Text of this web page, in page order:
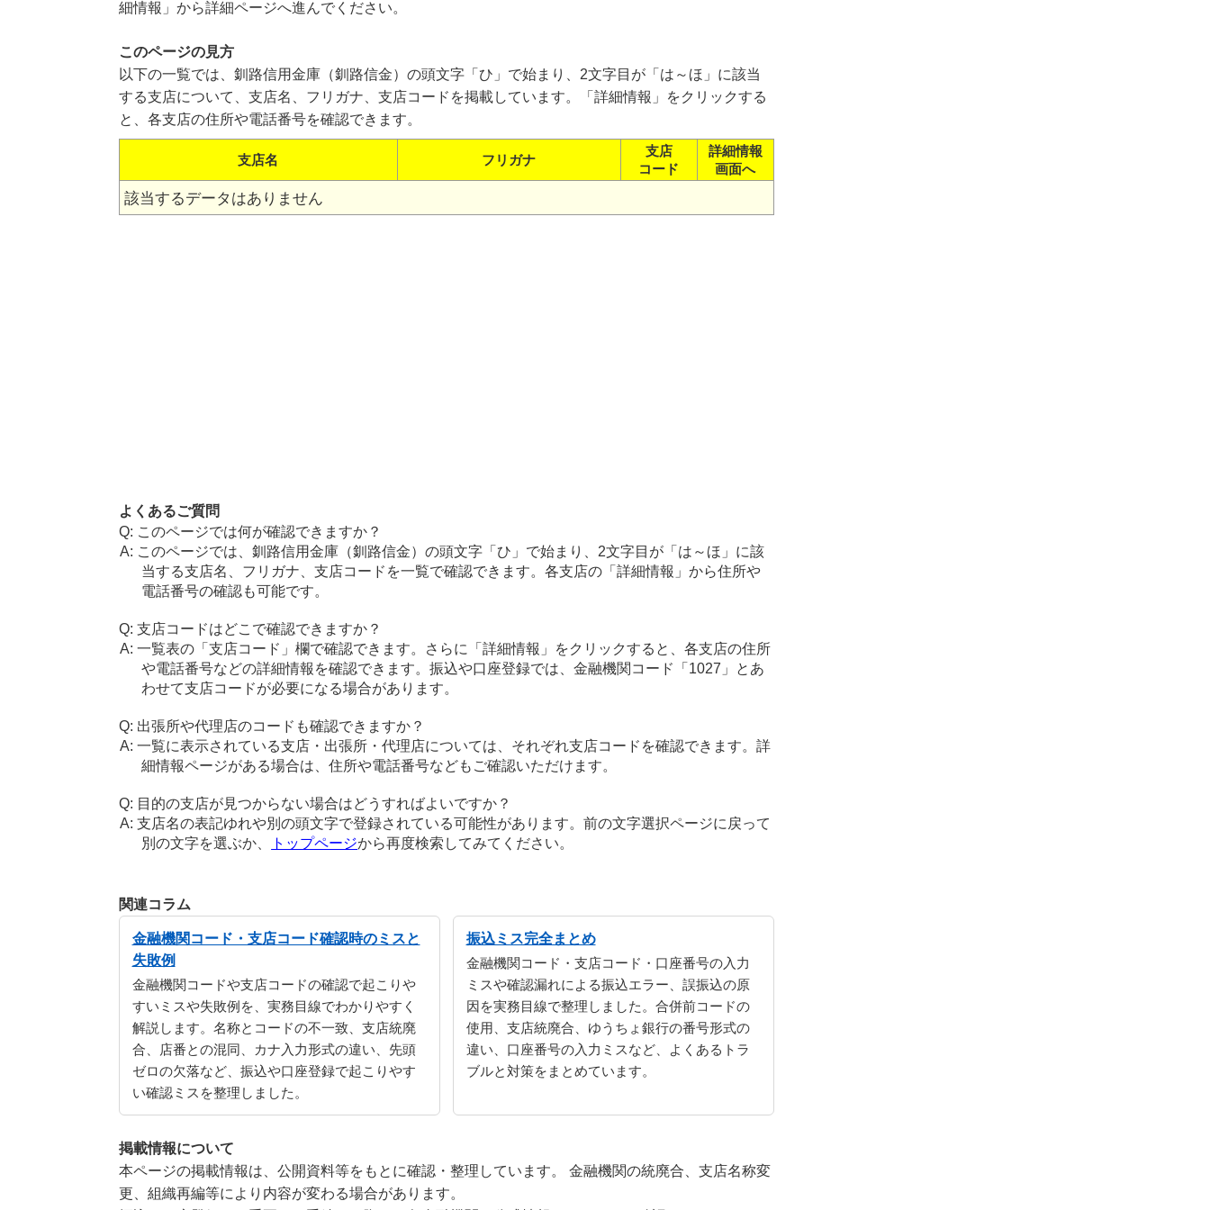
細情報」から詳細ページへ進んでください。
このページの見方
以下の一覧では、釧路信用金庫（釧路信金）の頭文字「ひ」で始まり、2文字目が「は～ほ」に該当
する支店について、支店名、フリガナ、支店コードを掲載しています。「詳細情報」をクリックする
と、各支店の住所や電話番号を確認できます。
支店名 フリガナ
支店
コード
詳細情報
画面へ
該当するデータはありません
よくあるご質問
このページでは何が確認できますか？
このページでは、釧路信用金庫（釧路信金）の頭文字「ひ」で始まり、2文字目が「は～ほ」に該
当する支店名、フリガナ、支店コードを一覧で確認できます。各支店の「詳細情報」から住所や
電話番号の確認も可能です。
支店コードはどこで確認できますか？
一覧表の「支店コード」欄で確認できます。さらに「詳細情報」をクリックすると、各支店の住所
や電話番号などの詳細情報を確認できます。振込や口座登録では、金融機関コード「1027」とあ
わせて支店コードが必要になる場合があります。
出張所や代理店のコードも確認できますか？
一覧に表示されている支店・出張所・代理店については、それぞれ支店コードを確認できます。詳
細情報ページがある場合は、住所や電話番号などもご確認いただけます。
目的の支店が見つからない場合はどうすればよいですか？
支店名の表記ゆれや別の頭文字で登録されている可能性があります。前の文字選択ページに戻って
別の文字を選ぶか、
トップページから再度検索してみてください。
関連コラム
金融機関コード・支店コード確認時のミスと
失敗例
金融機関コードや支店コードの確認で起こりや
すいミスや失敗例を、実務目線でわかりやすく
解説します。名称とコードの不一致、支店統廃
合、店番との混同、カナ入力形式の違い、先頭
ゼロの欠落など、振込や口座登録で起こりやす
い確認ミスを整理しました。
振込ミス完全まとめ
金融機関コード・支店コード・口座番号の入力
ミスや確認漏れによる振込エラー、誤振込の原
因を実務目線で整理しました。合併前コードの
使用、支店統廃合、ゆうちょ銀行の番号形式の
違い、口座番号の入力ミスなど、よくあるトラ
ブルと対策をまとめています。
掲載情報について
本ページの掲載情報は、公開資料等をもとに確認・整理しています。 金融機関の統廃合、支店名称変
更、組織再編等により内容が変わる場合があります。